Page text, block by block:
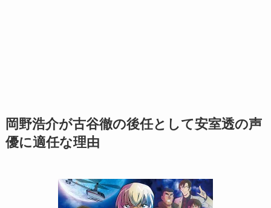
岡野浩介が古谷徹の後任として安室透の声
優に適任な理由